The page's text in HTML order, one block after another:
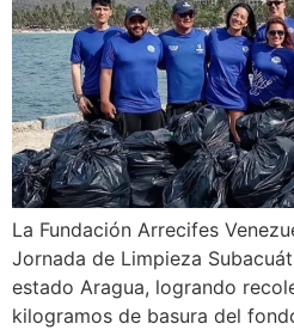
La Fundación Arrecifes
Jornada de Limpieza
estado Aragua, logrando
kilogramos de basura del